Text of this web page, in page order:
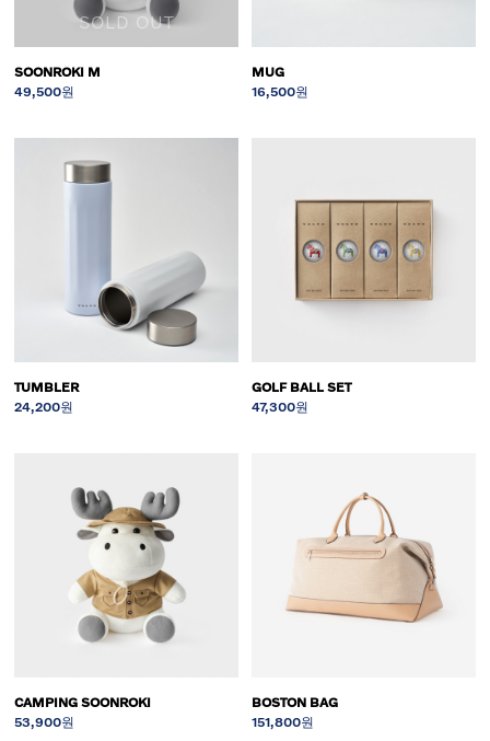
SOLD OUT
SOONROKI M
49,500원
MUG
16,500원
TUMBLER
24,200원
GOLF BALL SET
47,300원
CAMPING SOONROKI
53,900원
BOSTON BAG
151,800원